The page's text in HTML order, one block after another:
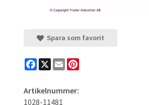
Spara som favorit
Facebook
X Email
Artikelnummer:
1028-11481